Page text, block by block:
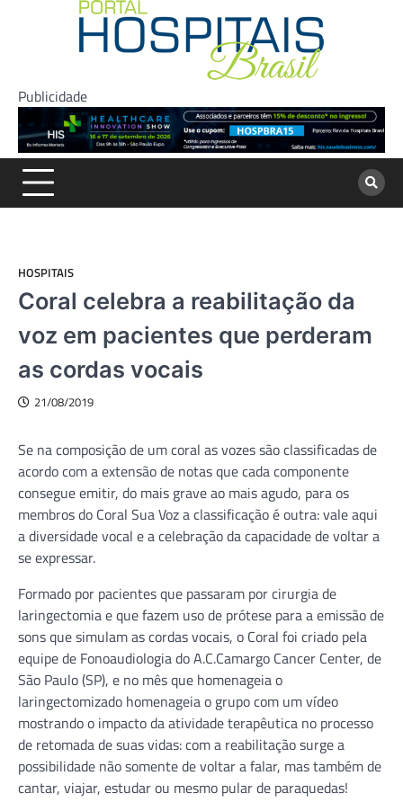
Publicidade
HOSPITAIS
Coral celebra a reabilitação da
voz em pacientes que perderam
as cordas vocais
21/08/2019
Se na composição de um coral as vozes são classificadas de
acordo com a extensão de notas que cada componente
consegue emitir, do mais grave ao mais agudo, para os
membros do Coral Sua Voz a classificação é outra: vale aqui
a diversidade vocal e a celebração da capacidade de voltar a
se expressar.
Formado por pacientes que passaram por cirurgia de
laringectomia e que fazem uso de prótese para a emissão de
sons que simulam as cordas vocais, o Coral foi criado pela
equipe de Fonoaudiologia do A.C.Camargo Cancer Center, de
São Paulo (SP), e no mês que homenageia o
laringectomizado homenageia o grupo com um vídeo
mostrando o impacto da atividade terapêutica no processo
de retomada de suas vidas: com a reabilitação surge a
possibilidade não somente de voltar a falar, mas também de
cantar, viajar, estudar ou mesmo pular de paraquedas!